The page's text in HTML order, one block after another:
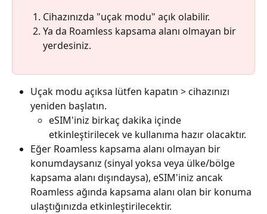
Cihazınızda "uçak modu" açık olabilir.
Ya da Roamless kapsama alanı olmayan bir
yerdesiniz.
Uçak modu açıksa lütfen kapatın > cihazınızı
yeniden başlatın.
eSIM'iniz birkaç dakika içinde
etkinleştirilecek ve kullanıma hazır olacaktır.
Eğer Roamless kapsama alanı olmayan bir
konumdaysanız (sinyal yoksa veya ülke/bölge
kapsama alanı dışındaysa), eSIM'iniz ancak
Roamless ağında kapsama alanı olan bir konuma
ulaştığınızda etkinleştirilecektir.